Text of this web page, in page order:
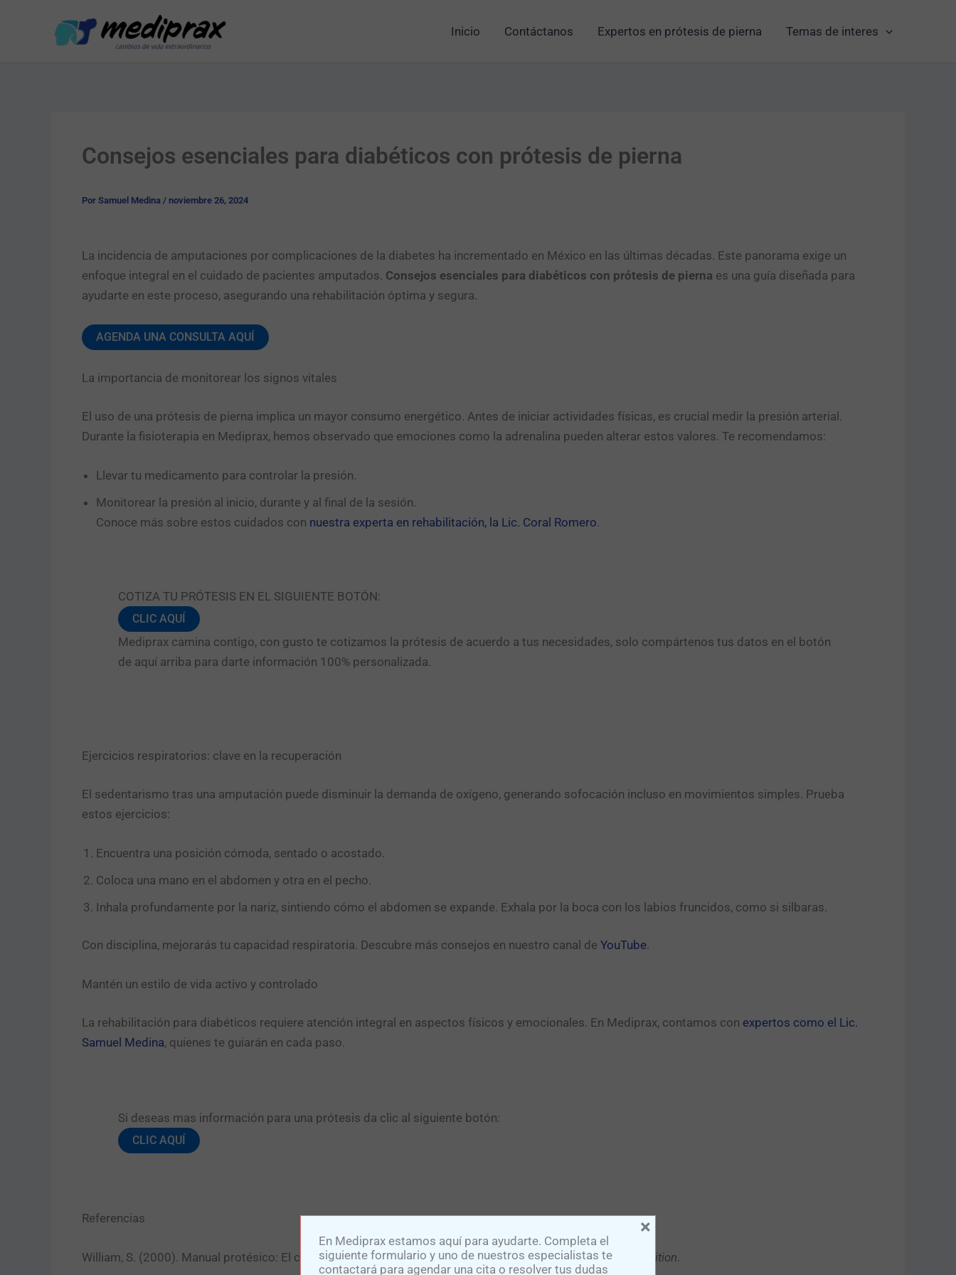
Inicio Contáctanos Expertos en prótesis de pierna Temas de interes
Consejos esenciales para diabéticos con prótesis de pierna
Por Samuel Medina / noviembre 26, 2024
La incidencia de amputaciones por complicaciones de la diabetes ha incrementado en México en las últimas décadas. Este panorama exige un
enfoque integral en el cuidado de pacientes amputados. Consejos esenciales para diabéticos con prótesis de pierna es una guía diseñada para
ayudarte en este proceso, asegurando una rehabilitación óptima y segura.
AGENDA UNA CONSULTA AQUÍ
La importancia de monitorear los signos vitales
El uso de una prótesis de pierna implica un mayor consumo energético. Antes de iniciar actividades físicas, es crucial medir la presión arterial.
Durante la fisioterapia en Mediprax, hemos observado que emociones como la adrenalina pueden alterar estos valores. Te recomendamos:
Llevar tu medicamento para controlar la presión.
Monitorear la presión al inicio, durante y al final de la sesión.
Conoce más sobre estos cuidados con nuestra experta en rehabilitación, la Lic. Coral Romero.
COTIZA TU PRÓTESIS EN EL SIGUIENTE BOTÓN:
CLIC AQUÍ
Mediprax camina contigo, con gusto te cotizamos la prótesis de acuerdo a tus necesidades, solo compártenos tus datos en el botón
de aquí arriba para darte información 100% personalizada.
Ejercicios respiratorios: clave en la recuperación
El sedentarismo tras una amputación puede disminuir la demanda de oxígeno, generando sofocación incluso en movimientos simples. Prueba
estos ejercicios:
Encuentra una posición cómoda, sentado o acostado.
Coloca una mano en el abdomen y otra en el pecho.
Inhala profundamente por la nariz, sintiendo cómo el abdomen se expande. Exhala por la boca con los labios fruncidos, como si silbaras.
Con disciplina, mejorarás tu capacidad respiratoria. Descubre más consejos en nuestro canal de YouTube.
Mantén un estilo de vida activo y controlado
La rehabilitación para diabéticos requiere atención integral en aspectos físicos y emocionales. En Mediprax, contamos con expertos como el Lic.
Samuel Medina, quienes te guiarán en cada paso.
Si deseas mas información para una prótesis da clic al siguiente botón:​
CLIC AQUÍ
Referencias
William, S. (2000). Manual protésico: El cuidado de la piel determina la comodidad protésica.Amputee Coalition.
En Mediprax estamos aquí para ayudarte. Completa el
siguiente formulario y uno de nuestros especialistas te
contactará para agendar una cita o resolver tus dudas
×